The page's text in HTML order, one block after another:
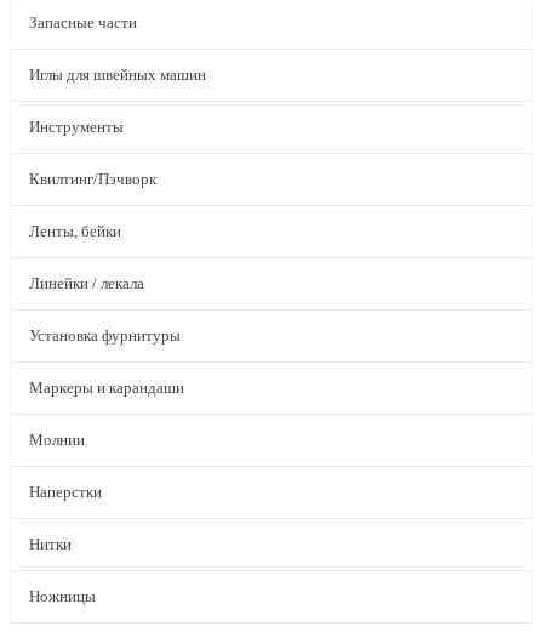
Запасные части
Иглы для швейных машин
Инструменты
Квилтинг/Пэчворк
Ленты, бейки
Линейки / лекала
Установка фурнитуры
Маркеры и карандаши
Молнии
Наперстки
Нитки
Ножницы